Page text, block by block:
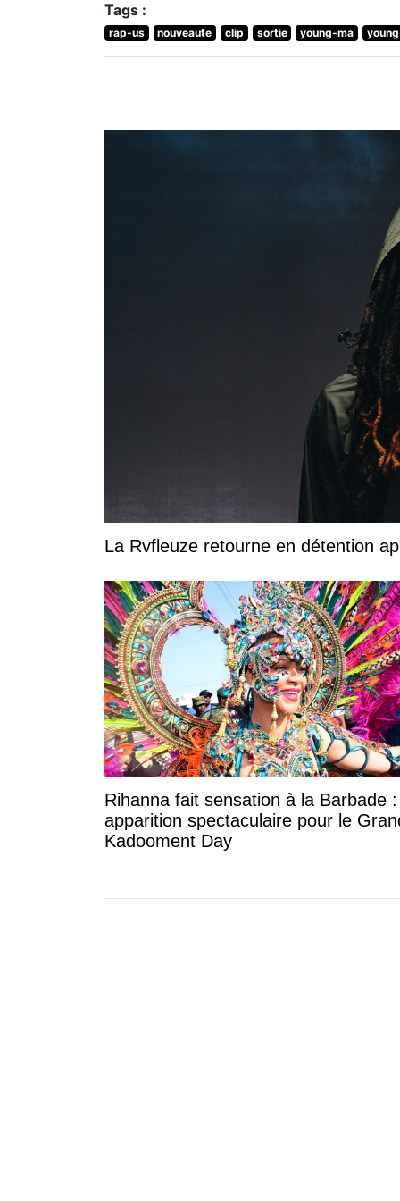
Tags :
rap-us nouveaute clip sortie young-ma
La Rvfleuze retourne en détention
Rihanna fait sensation à la Barbade
apparition spectaculaire pour le
Kadooment Day